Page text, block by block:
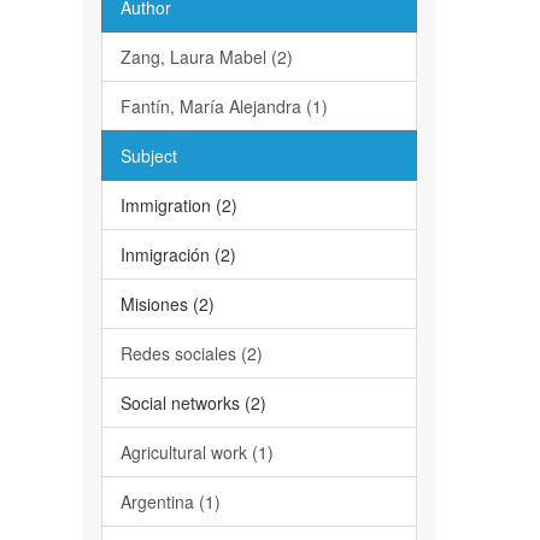
Author
Zang, Laura Mabel (2)
Fantín, María Alejandra (1)
Subject
Immigration (2)
Inmigración (2)
Misiones (2)
Redes sociales (2)
Social networks (2)
Agricultural work (1)
Argentina (1)